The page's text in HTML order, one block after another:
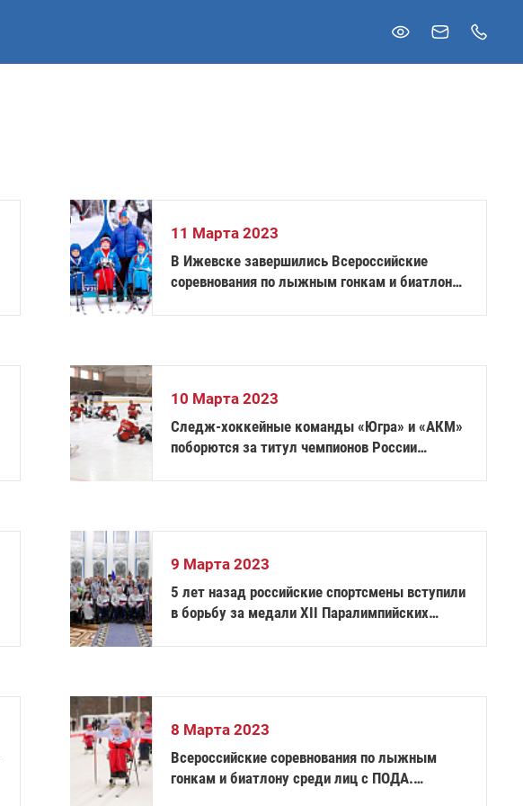
11 Марта 2023
В Ижевске завершились Всероссийские
соревнования по лыжным гонкам и биатлону
10 Марта 2023
Следж-хоккейные команды «Югра» и «АКМ»
поборются за титул чемпионов России
9 Марта 2023
5 лет назад российские спортсмены вступили
в борьбу за медали XII Паралимпийских
8 Марта 2023
Всероссийские соревнования по лыжным
гонкам и биатлону среди лиц с ПОДА.